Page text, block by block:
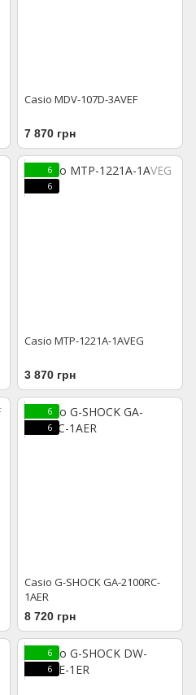
Casio MDV-107D-3AVEF
7 870 грн
6
6
Casio MTP-1221A-1AVEG
3 870 грн
6
6
Casio G-SHOCK GA-2100RC-
1AER
8 720 грн
6
6